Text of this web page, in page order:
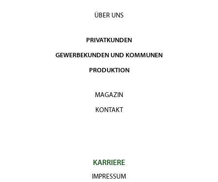
ÜBER UNS
PRIVATKUNDEN
GEWERBEKUNDEN UND KOMMUNEN
PRODUKTION
MAGAZIN
KONTAKT
KARRIERE
IMPRESSUM